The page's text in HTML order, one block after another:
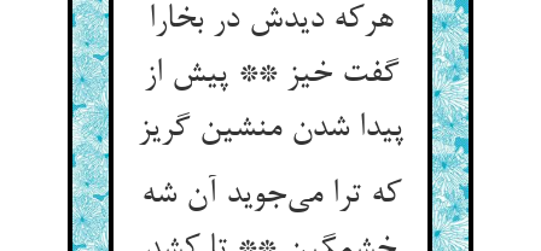
هرکه دیدش در بخارا
گفت خیز ** پیش از
پیدا شدن منشین گریز
که ترا می‌جوید آن شه